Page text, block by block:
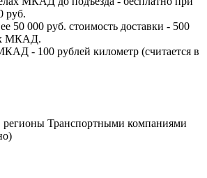
руб.
50 000 руб. стоимость доставки - 500
МКАД.
- 100 рублей километр (считается в
регионы Транспортными компаниями